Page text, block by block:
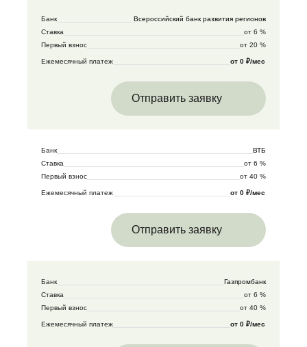
Банк
Всероссийский банк развития регионов
Ставка
от 6 %
Первый взнос
от 20 %
Ежемесячный платеж от 0 ₽/мес
Отправить заявку
Банк
ВТБ
Ставка
от 6 %
Первый взнос
от 40 %
Ежемесячный платеж от 0 ₽/мес
Отправить заявку
Банк
Газпромбанк
Ставка
от 6 %
Первый взнос
от 40 %
Ежемесячный платеж от 0 ₽/мес